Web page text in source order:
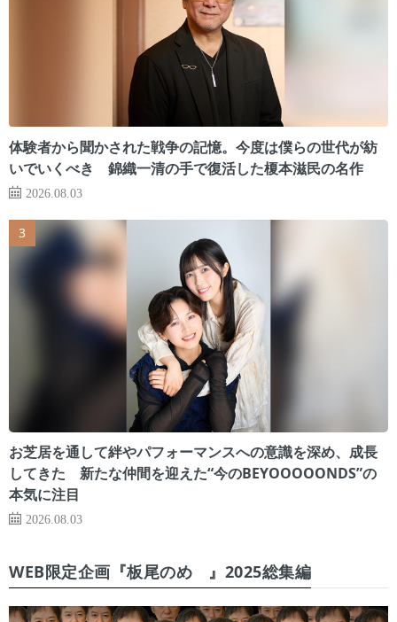
体験者から聞かされた戦争の記憶。今度は僕らの世代が紡
いでいくべき 錦織一清の手で復活した榎本滋民の名作
2026.08.03
お芝居を通して絆やパフォーマンスへの意識を深め、成長
してきた 新たな仲間を迎えた“今のBEYOOOOONDS”の
本気に注目
2026.08.03
WEB限定企画『板尾のめ゙』2025総集編